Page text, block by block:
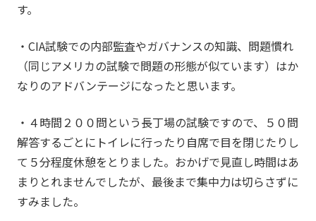
す。
・CIA試験での内部監査やガバナンスの知識、問題慣れ
（同じアメリカの試験で問題の形態が似ています）はか
なりのアドバンテージになったと思います。
・４時間２００問という長丁場の試験ですので、５０問
解答するごとにトイレに行ったり自席で目を閉じたりし
て５分程度休憩をとりました。おかげで見直し時間はあ
まりとれませんでしたが、最後まで集中力は切らさずに
すみました。